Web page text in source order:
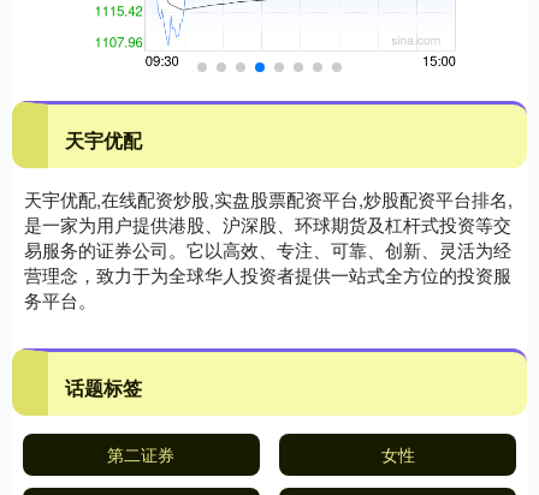
天宇优配
天宇优配,在线配资炒股,实盘股票配资平台,炒股配资平台排名,
是一家为用户提供港股、沪深股、环球期货及杠杆式投资等交
易服务的证券公司。它以高效、专注、可靠、创新、灵活为经
营理念，致力于为全球华人投资者提供一站式全方位的投资服
务平台。
话题标签
第二证券 女性